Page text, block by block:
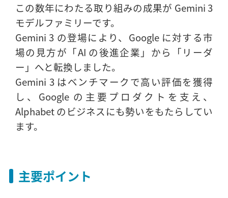
この数年にわたる取り組みの成果が Gemini 3
モデルファミリーです。
Gemini 3 の登場により、Google に対する市
場の見方が「AI の後進企業」から「リーダ
ー」へと転換しました。
Gemini 3 はベンチマークで高い評価を獲得
し、Google の主要プロダクトを支え、
Alphabet のビジネスにも勢いをもたらしてい
ます。
主要ポイント